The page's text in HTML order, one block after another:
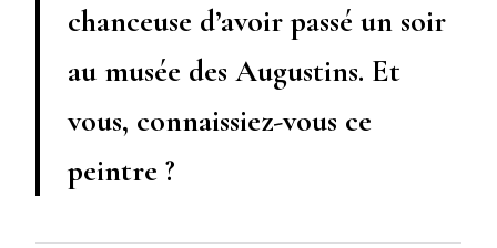
chanceuse d’avoir passé un soir
au musée des Augustins. Et
vous, connaissiez-vous ce
peintre ?